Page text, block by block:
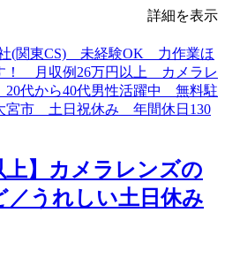
詳細を表示
上】カメラレンズの
／うれしい土日休み